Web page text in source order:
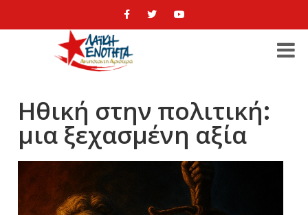
Ηθική στην πολιτική:
μια ξεχασμένη αξία